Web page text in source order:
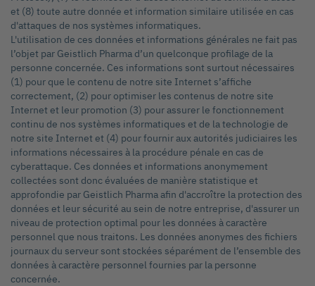
et (8) toute autre donnée et information similaire utilisée en cas
d'attaques de nos systèmes informatiques.
L'utilisation de ces données et informations générales ne fait pas
l’objet par Geistlich Pharma d’un quelconque profilage de la
personne concernée. Ces informations sont surtout nécessaires
(1) pour que le contenu de notre site Internet s’affiche
correctement, (2) pour optimiser les contenus de notre site
Internet et leur promotion (3) pour assurer le fonctionnement
continu de nos systèmes informatiques et de la technologie de
notre site Internet et (4) pour fournir aux autorités judiciaires les
informations nécessaires à la procédure pénale en cas de
cyberattaque. Ces données et informations anonymement
collectées sont donc évaluées de manière statistique et
approfondie par Geistlich Pharma afin d'accroître la protection des
données et leur sécurité au sein de notre entreprise, d'assurer un
niveau de protection optimal pour les données à caractère
personnel que nous traitons. Les données anonymes des fichiers
journaux du serveur sont stockées séparément de l’ensemble des
données à caractère personnel fournies par la personne
concernée.